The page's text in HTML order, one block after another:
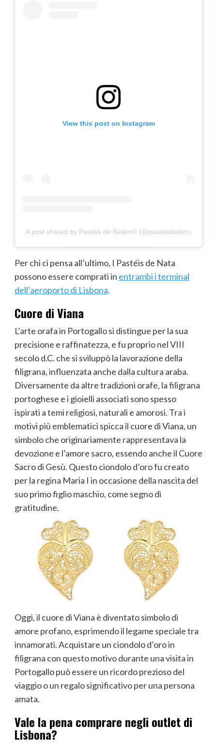
View this post on Instagram
A post shared by Pastéis de Belém® (@pasteisbelem)
Per chi ci pensa all’ultimo, I Pastéis de Nata
possono essere comprati in entrambi i terminal
dell’aeroporto di Lisbona.
Cuore di Viana
L’arte orafa in Portogallo si distingue per la sua
precisione e raffinatezza, e fu proprio nel VIII
secolo d.C. che si sviluppò la lavorazione della
filigrana, influenzata anche dalla cultura araba.
Diversamente da altre tradizioni orafe, la filigrana
portoghese e i gioielli associati sono spesso
ispirati a temi religiosi, naturali e amorosi. Tra i
motivi più emblematici spicca il cuore di Viana, un
simbolo che originariamente rappresentava la
devozione e l’amore sacro, essendo anche il Cuore
Sacro di Gesù. Questo ciondolo d’oro fu creato
per la regina Maria I in occasione della nascita del
suo primo figlio maschio, come segno di
gratitudine.
Oggi, il cuore di Viana è diventato simbolo di
amore profano, esprimendo il legame speciale tra
innamorati. Acquistare un ciondolo d’oro in
filigrana con questo motivo durante una visita in
Portogallo può essere un ricordo prezioso del
viaggio o un regalo significativo per una persona
amata.
Vale la pena comprare negli outlet di
Lisbona?